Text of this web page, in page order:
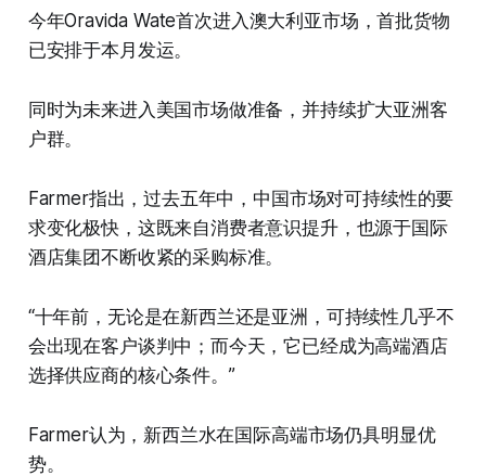
今年Oravida Wate首次进入澳大利亚市场，首批货物
已安排于本月发运。
同时为未来进入美国市场做准备，并持续扩大亚洲客
户群。
Farmer指出，过去五年中，中国市场对可持续性的要
求变化极快，这既来自消费者意识提升，也源于国际
酒店集团不断收紧的采购标准。
“十年前，无论是在新西兰还是亚洲，可持续性几乎不
会出现在客户谈判中；而今天，它已经成为高端酒店
选择供应商的核心条件。”
Farmer认为，新西兰水在国际高端市场仍具明显优
势。